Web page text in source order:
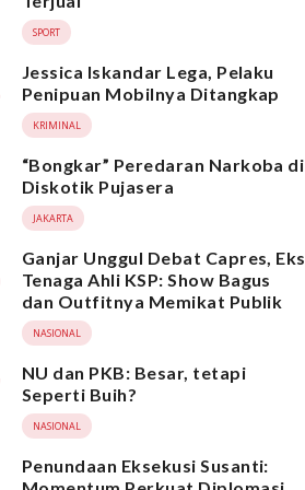
SPORT
Jessica Iskandar Lega, Pelaku
Penipuan Mobilnya Ditangkap
KRIMINAL
“Bongkar” Peredaran Narkoba di
Diskotik Pujasera
JAKARTA
Ganjar Unggul Debat Capres, Eks
Tenaga Ahli KSP: Show Bagus
dan Outfitnya Memikat Publik
NASIONAL
NU dan PKB: Besar, tetapi
Seperti Buih?
NASIONAL
Penundaan Eksekusi Susanti: